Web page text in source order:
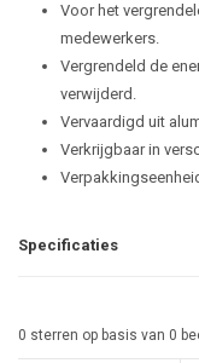
Voor het
medewerkers.
Vergrendeld de
verwijderd.
Vervaardigd uit
Verkrijgbaar in
Specificaties
0 sterren op basis van 0